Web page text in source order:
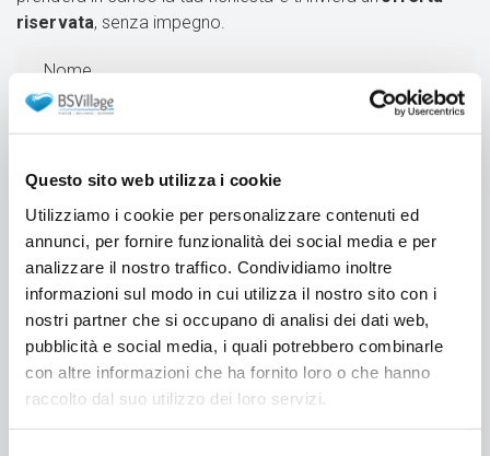
Questo sito web utilizza i cookie
Utilizziamo i cookie per personalizzare contenuti ed
annunci, per fornire funzionalità dei social media e per
analizzare il nostro traffico. Condividiamo inoltre
informazioni sul modo in cui utilizza il nostro sito con i
nostri partner che si occupano di analisi dei dati web,
pubblicità e social media, i quali potrebbero combinarle
con altre informazioni che ha fornito loro o che hanno
raccolto dal suo utilizzo dei loro servizi.
riservata, senza impegno.
Nome
Email
Telefono
Forma della Piscina
- scelta singola